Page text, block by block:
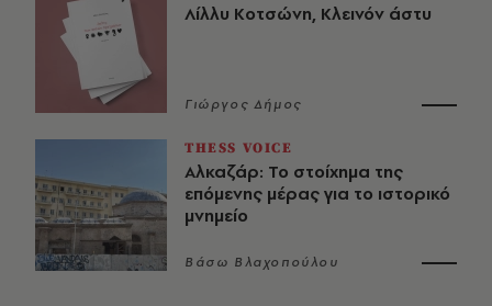
Λίλλυ Κοτσώνη, Κλεινόν άστυ
Γιώργος Δήμος
THESS VOICE
Αλκαζάρ: Το στοίχημα της
επόμενης μέρας για το ιστορικό
μνημείο
Βάσω Βλαχοπούλου